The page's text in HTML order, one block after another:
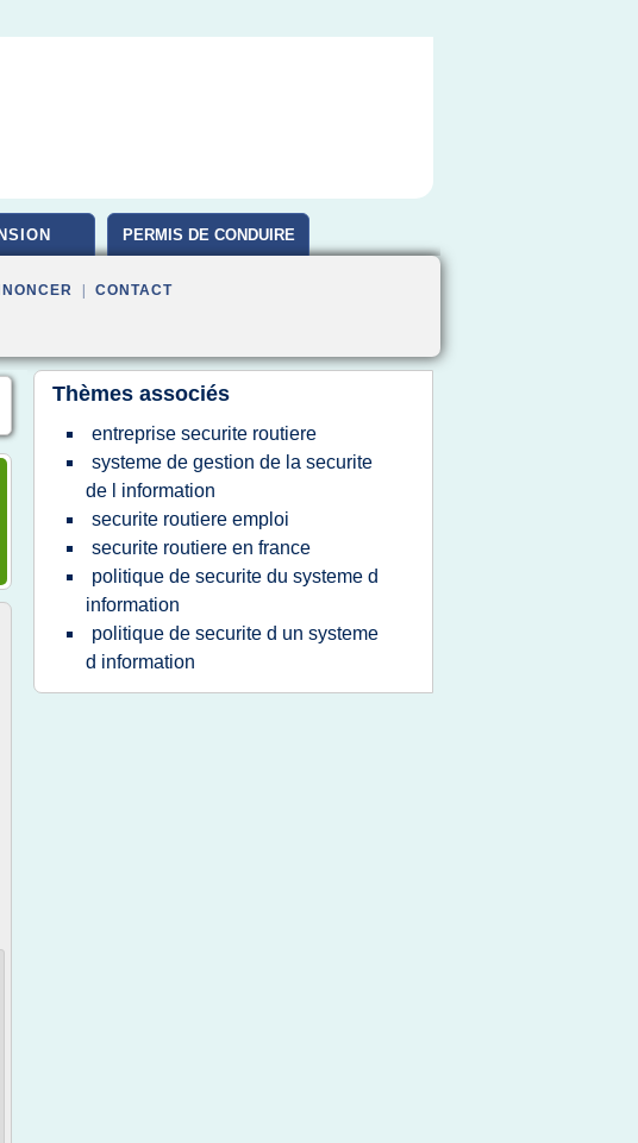
PERMIS DE CONDUIRE
CONTACT
Thèmes associés
entreprise securite routiere
systeme de gestion de la securite
de l information
securite routiere emploi
securite routiere en france
politique de securite du systeme d
information
politique de securite d un systeme
d information